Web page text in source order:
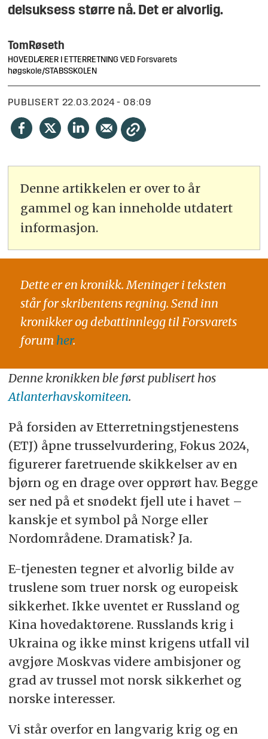
delsuksess større nå. Det er alvorlig.
TomRøseth
HOVEDLÆRER I ETTERRETNING VED Forsvarets
høgskole/STABSSKOLEN
PUBLISERT 22.03.2024 - 08:09
Denne artikkelen er over to år
gammel og kan inneholde utdatert
informasjon.
Dette er en kronikk. Meninger i teksten
står for skribentens regning. Send inn
kronikker og debattinnlegg til Forsvarets
forum her.
Denne kronikken ble først publisert hos
Atlanterhavskomiteen.
På forsiden av Etterretningstjenestens
(ETJ) åpne trusselvurdering, Fokus 2024,
figurerer faretruende skikkelser av en
bjørn og en drage over opprørt hav. Begge
ser ned på et snødekt fjell ute i havet –
kanskje et symbol på Norge eller
Nordområdene. Dramatisk? Ja.
E-tjenesten tegner et alvorlig bilde av
truslene som truer norsk og europeisk
sikkerhet. Ikke uventet er Russland og
Kina hovedaktørene. Russlands krig i
Ukraina og ikke minst krigens utfall vil
avgjøre Moskvas videre ambisjoner og
grad av trussel mot norsk sikkerhet og
norske interesser.
Vi står overfor en langvarig krig og en